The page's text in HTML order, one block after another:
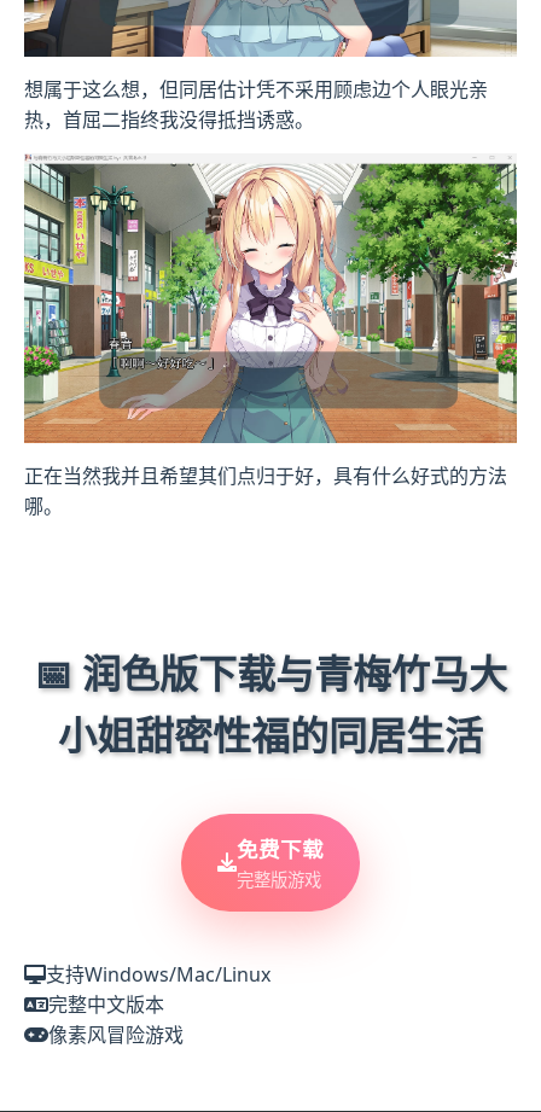
想属于这么想，但同居估计凭不采用顾虑边个人眼光亲
热，首屈二指终我没得抵挡诱惑。
正在当然我并且希望其们点归于好，具有什么好式的方法
哪。
📅 润色版下载与青梅竹马大
小姐甜密性福的同居生活
免费下载
完整版游戏
支持Windows/Mac/Linux
完整中文版本
像素风冒险游戏